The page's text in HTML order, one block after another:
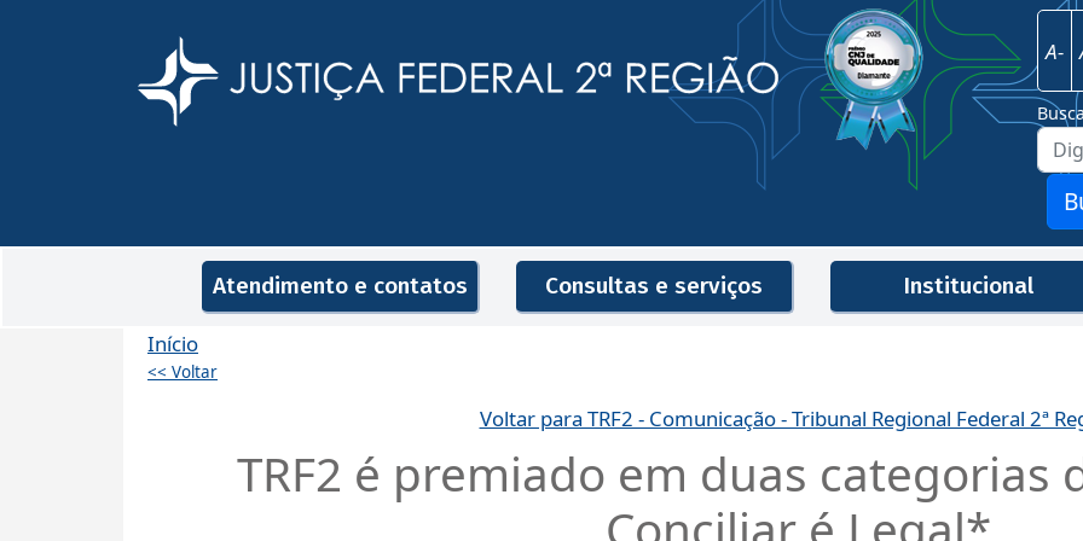
Justiça Federal - 2ª Região
Imagem
A-
Navegação principal
Atendimento e contatos Consultas e serviços Institucional
Início
<< Voltar
Voltar para TRF2 - Comunicação - Tribunal Regional Federal 2ª
TRF2 é premiado em duas categorias